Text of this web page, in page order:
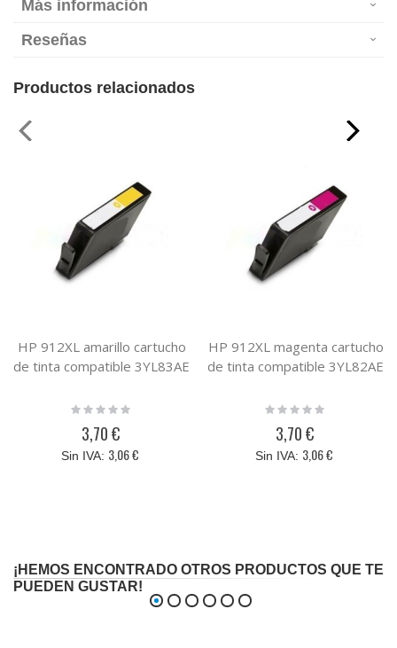
Más información
Reseñas
Productos relacionados
HP 912XL amarillo cartucho
de tinta compatible 3YL83AE
Rating:
3,70 €
3,06 €
HP 912XL magenta cartucho
de tinta compatible 3YL82AE
Rating:
3,70 €
3,06 €
¡HEMOS ENCONTRADO OTROS PRODUCTOS QUE TE
PUEDEN GUSTAR!